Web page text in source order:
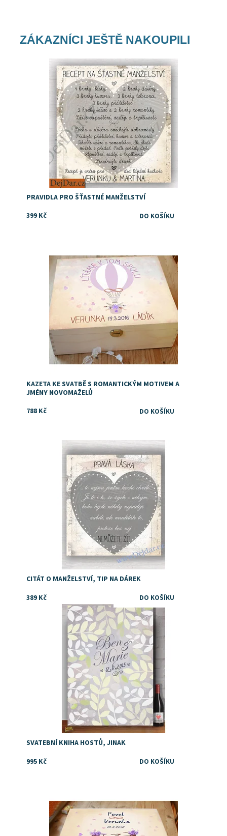
ZÁKAZNÍCI JEŠTĚ NAKOUPILI
Dostupnost: Skladem
PRAVIDLA PRO ŠŤASTNÉ MANŽELSTVÍ
399 Kč
KAZETA KE SVATBĚ S ROMANTICKÝM MOTIVEM A
JMÉNY NOVOMAŽELŮ
788 Kč
Dostupnost: Skladem
CITÁT O MANŽELSTVÍ, TIP NA DÁREK
389 Kč
Dostupnost:
Skladem
SVATEBNÍ KNIHA HOSTŮ, JINAK
995 Kč